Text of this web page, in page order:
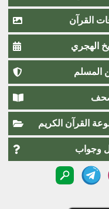
القرآن
الهجري
المسلم
القرآن الكريم
وجواب